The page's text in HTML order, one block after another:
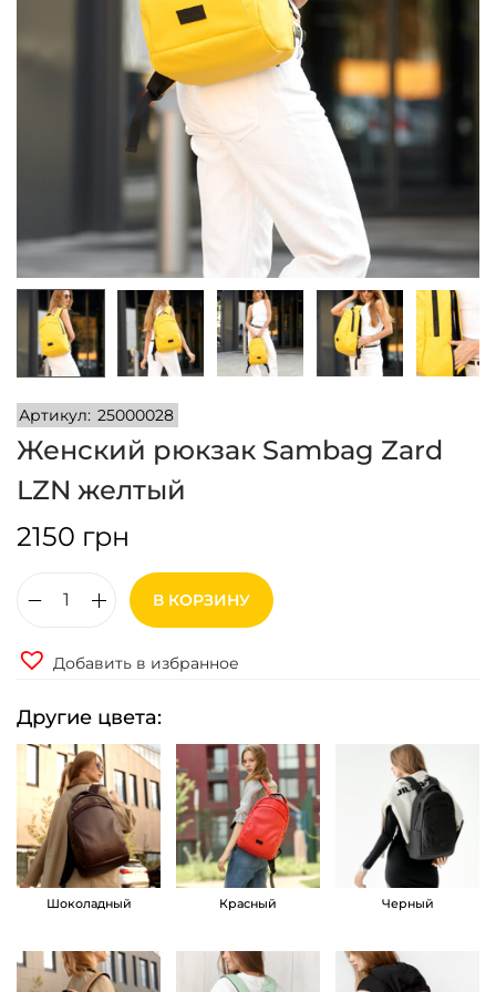
и
и
м
о
м
Артикул: 25000028
Женский рюкзак Sambag Zard
LZN желтый
2150 грн
л
е
с
т
в
о
о
в
В КОРЗИНУ
Добавить в избранное
Другие цвета:
Шоколадный Красный Черный